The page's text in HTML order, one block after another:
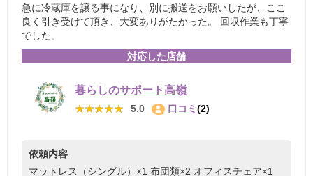
急に冷蔵庫を譲る事になり、別に搬送をお願いしたが、ここ
良く引き受けて頂き、大変ありがたかった。 回収作業も丁寧
でした。
対応した店舗
暮らしのサポート高嶺
★★★★★
★★★★★ 5.0 口コミ (2)
依頼内容
マットレス（シングル）×1 布団類×2 オフィスチェア×1